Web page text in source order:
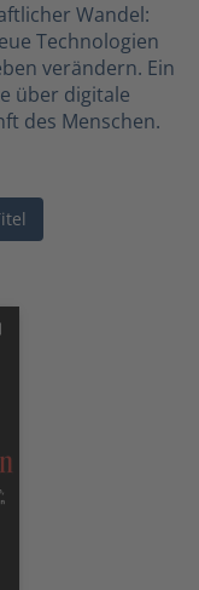
Wandel:
Technologien
verändern. Ein
über digitale
des Menschen.